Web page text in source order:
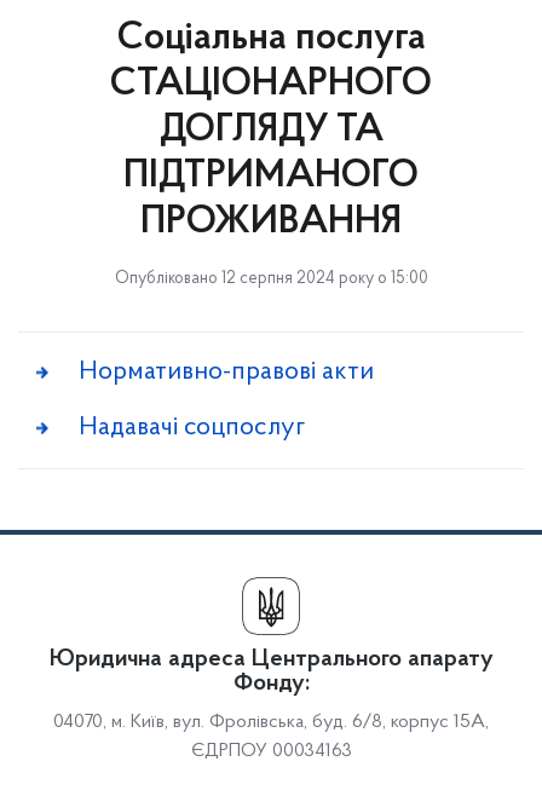
Соціальна послуга
СТАЦІОНАРНОГО
ДОГЛЯДУ ТА
ПІДТРИМАНОГО
ПРОЖИВАННЯ
Опубліковано 12 серпня 2024 року о 15:00
Нормативно-правові акти
Надавачі соцпослуг
Юридична адреса Центрального апарату
Фонду:
04070, м. Київ, вул. Фролівська, буд. 6/8, корпус 15А,
ЄДРПОУ 00034163